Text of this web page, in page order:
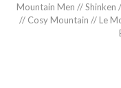
Mountain Men // Shinken
// Cosy Mountain // Le